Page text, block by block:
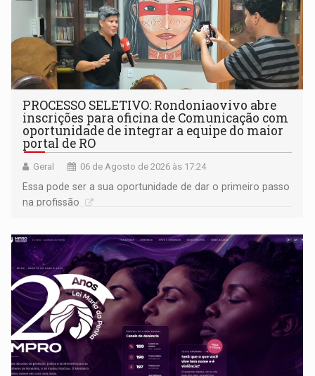
PROCESSO SELETIVO: Rondoniaovivo abre
inscrições para oficina de Comunicação com
oportunidade de integrar a equipe do maior
portal de RO
Geral 06 de Agosto de 2026 às 17:24
Essa pode ser a sua oportunidade de dar o primeiro passo
na profissão